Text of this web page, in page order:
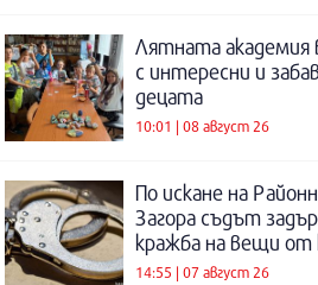
Лятната академия
с интересни и
децата
10:01 | 08 август 26
По искане на
Загора съдът
кражба на вещи
14:55 | 07 август 26